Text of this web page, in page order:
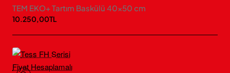
TEM EKO+ Tartım Baskülü 40×50 cm
10.250,00TL